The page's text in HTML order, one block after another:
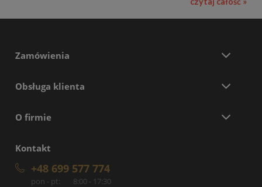
Zamówienia
Obsługa klienta
O firmie
Kontakt
+48 699 577 774
pon - pt: 8:00 - 17:30